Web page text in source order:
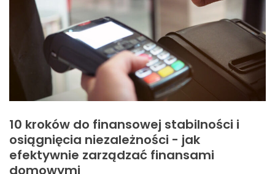
10 kroków do finansowej stabilności i
osiągnięcia niezależności - jak
efektywnie zarządzać finansami
domowymi